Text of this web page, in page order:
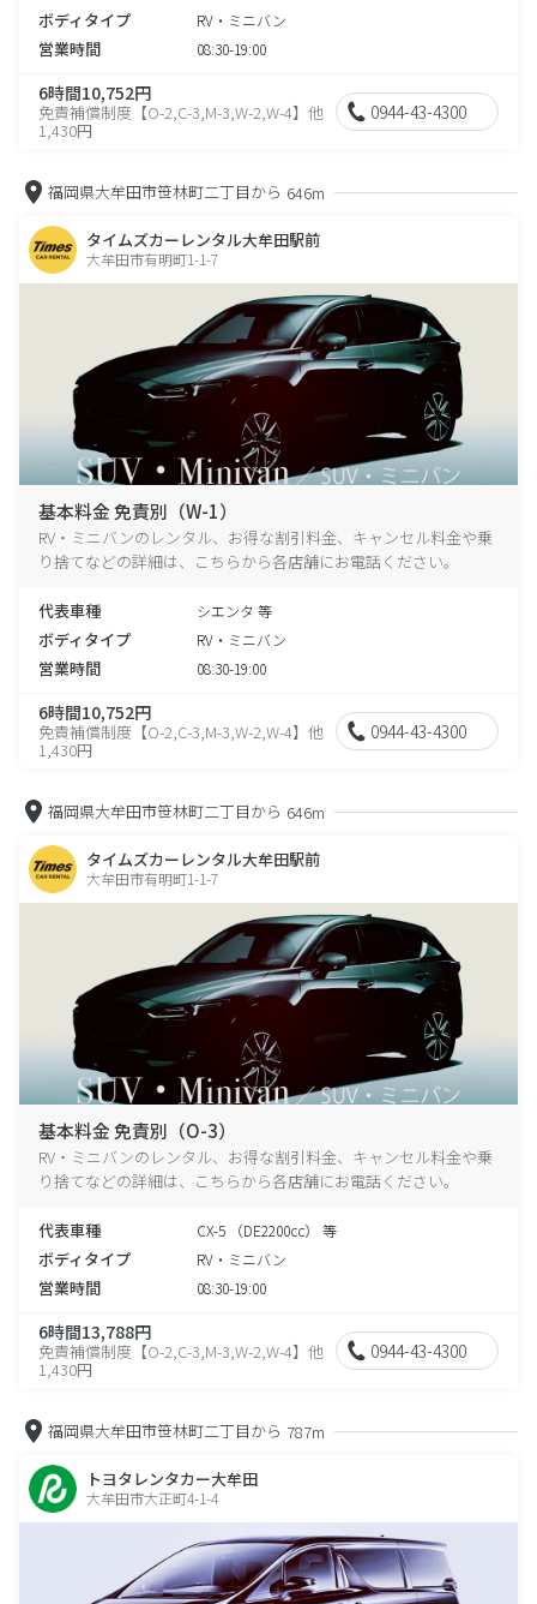
ボディタイプ RV・ミニバン
営業時間 08:30-19:00
6時間10,752円
免責補償制度【O-2,C-3,M-3,W-2,W-4】他
1,430円
0944-43-4300
福岡県大牟田市笹林町二丁目から 646m
タイムズカーレンタル大牟田駅前
大牟田市有明町1-1-7
基本料金 免責別（W-1）
RV・ミニバンのレンタル、お得な割引料金、キャンセル料金や乗
り捨てなどの詳細は、こちらから各店舗にお電話ください。
代表車種 シエンタ 等
ボディタイプ RV・ミニバン
営業時間 08:30-19:00
6時間10,752円
免責補償制度【O-2,C-3,M-3,W-2,W-4】他
1,430円
0944-43-4300
福岡県大牟田市笹林町二丁目から 646m
タイムズカーレンタル大牟田駅前
大牟田市有明町1-1-7
基本料金 免責別（O-3）
RV・ミニバンのレンタル、お得な割引料金、キャンセル料金や乗
り捨てなどの詳細は、こちらから各店舗にお電話ください。
代表車種 CX-5 （DE2200cc） 等
ボディタイプ RV・ミニバン
営業時間 08:30-19:00
6時間13,788円
免責補償制度【O-2,C-3,M-3,W-2,W-4】他
1,430円
0944-43-4300
福岡県大牟田市笹林町二丁目から 787m
トヨタレンタカー大牟田
大牟田市大正町4-1-4